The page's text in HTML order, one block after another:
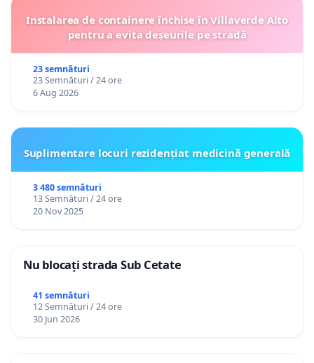
Instalarea de containere închise în Villaverde Alto
pentru a evita deșeurile pe stradă
23 semnături
23 Semnături / 24 ore
6 Aug 2026
Suplimentare locuri rezidențiat medicină generală
3 480 semnături
13 Semnături / 24 ore
20 Nov 2025
Nu blocați strada Sub Cetate
41 semnături
12 Semnături / 24 ore
30 Jun 2026